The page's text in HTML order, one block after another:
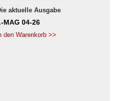
aktuelle Ausgabe
MAG 04-26
den Warenkorb >>